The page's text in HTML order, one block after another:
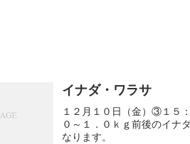
イナダ・ワラサ
１２月１０日（金）③１５
０～１．０ｋｇ前後のイナ
なります。